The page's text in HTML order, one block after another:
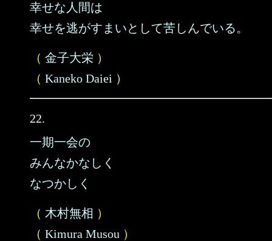
幸せな人間は
幸せを逃がすまいとして苦しんでいる。
（ 金子大栄 ）
（ Kaneko Daiei ）
22.
一期一会の
みんなかなしく
なつかしく
（ 木村無相 ）
（ Kimura Musou ）